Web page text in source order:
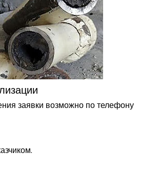
заявки возможно по телефону